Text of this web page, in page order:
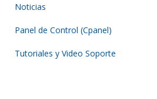
Noticias
Panel de Control (Cpanel)
Tutoriales y Video Soporte